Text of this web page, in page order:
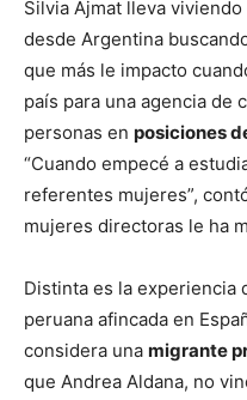
Silvia Ajmat lleva
desde Argentina
que más le impacto
país para una agencia de
personas en posiciones
“Cuando empecé a
referentes mujeres”,
mujeres directoras le ha
Distinta es la experiencia
peruana afincada en
considera una migrante
que Andrea Aldana, no